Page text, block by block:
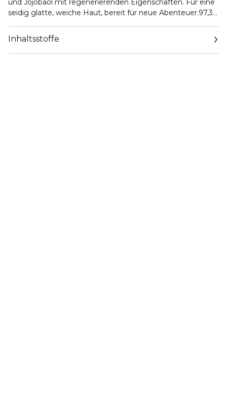
und Jojobaöl mit regenerierenden Eigenschaften. Für eine
seidig glatte, weiche Haut, bereit für neue Abenteuer.97,34
recycelbarem Material.
Inhaltsstoffe